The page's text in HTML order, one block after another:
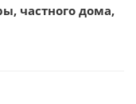
частного дома,